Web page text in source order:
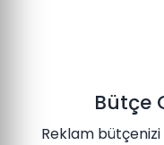
Bütçe
Reklam